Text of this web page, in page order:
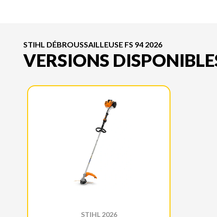
STIHL DÉBROUSSAILLEUSE FS 94 2026
VERSIONS
STIHL 2026